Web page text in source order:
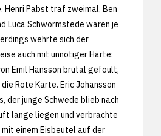
Pabst traf zweimal, Ben
Luca Schwormstede waren je
wehrte sich der
auch mit unnötiger Härte:
Emil Hansson brutal gefoult,
Rote Karte. Eric Johansson
der junge Schwede blieb nach
lange liegen und verbrachte
einem Eisbeutel auf der